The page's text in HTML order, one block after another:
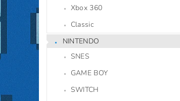
Xbox 360
Classic
NINTENDO
SNES
GAME BOY
SWITCH